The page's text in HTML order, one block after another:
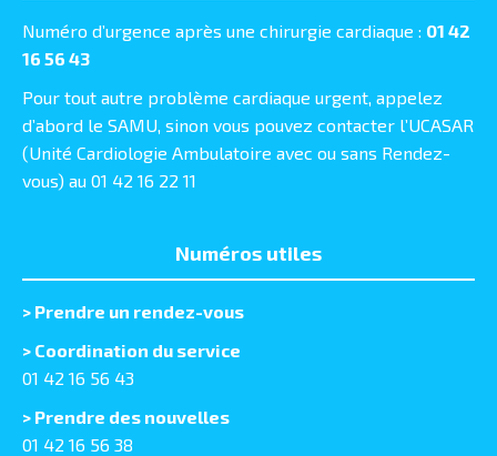
Numéro d’urgence après une chirurgie cardiaque : 01 42
16 56 43
Pour tout autre problème cardiaque urgent, appelez
d’abord le SAMU, sinon vous pouvez contacter l’UCASAR
(Unité Cardiologie Ambulatoire avec ou sans Rendez-
vous) au 01 42 16 22 11
Numéros utiles
> Prendre un rendez-vous
> Coordination du service
01 42 16 56 43
> Prendre des nouvelles
01 42 16 56 38